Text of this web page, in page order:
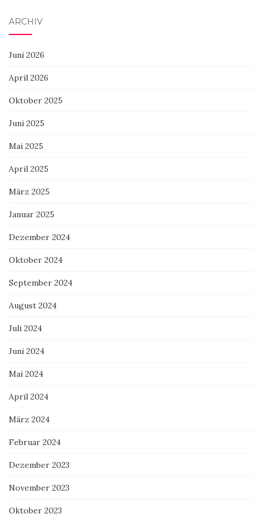
ARCHIV
Juni 2026
April 2026
Oktober 2025
Juni 2025
Mai 2025
April 2025
März 2025
Januar 2025
Dezember 2024
Oktober 2024
September 2024
August 2024
Juli 2024
Juni 2024
Mai 2024
April 2024
März 2024
Februar 2024
Dezember 2023
November 2023
Oktober 2023